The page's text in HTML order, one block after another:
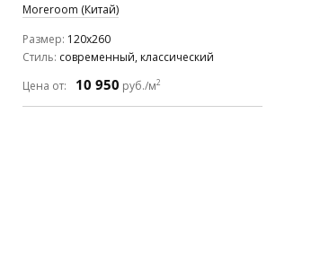
Moreroom (Китай)
Размер 120x260
Стиль современный, классический
Цена от:
10 950 руб./м2